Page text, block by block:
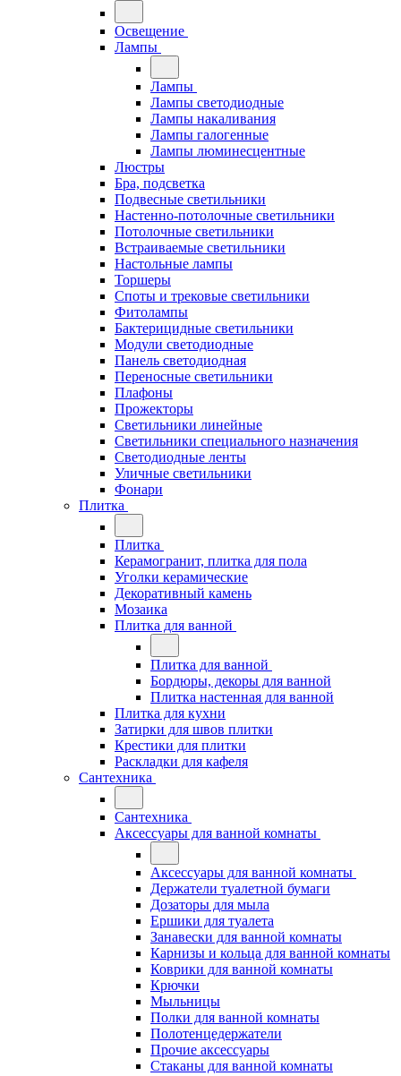
Освещение
Лампы
Лампы
Лампы светодиодные
Лампы накаливания
Лампы галогенные
Лампы люминесцентные
Люстры
Бра, подсветка
Подвесные светильники
Настенно-потолочные светильники
Потолочные светильники
Встраиваемые светильники
Настольные лампы
Торшеры
Споты и трековые светильники
Фитолампы
Бактерицидные светильники
Модули светодиодные
Панель светодиодная
Переносные светильники
Плафоны
Прожекторы
Светильники линейные
Светильники специального назначения
Светодиодные ленты
Уличные светильники
Фонари
Плитка
Плитка
Керамогранит, плитка для пола
Уголки керамические
Декоративный камень
Мозаика
Плитка для ванной
Плитка для ванной
Бордюры, декоры для ванной
Плитка настенная для ванной
Плитка для кухни
Затирки для швов плитки
Крестики для плитки
Раскладки для кафеля
Сантехника
Сантехника
Аксессуары для ванной комнаты
Аксессуары для ванной комнаты
Держатели туалетной бумаги
Дозаторы для мыла
Ершики для туалета
Занавески для ванной комнаты
Карнизы и кольца для ванной комнаты
Коврики для ванной комнаты
Крючки
Мыльницы
Полки для ванной комнаты
Полотенцедержатели
Прочие аксессуары
Стаканы для ванной комнаты